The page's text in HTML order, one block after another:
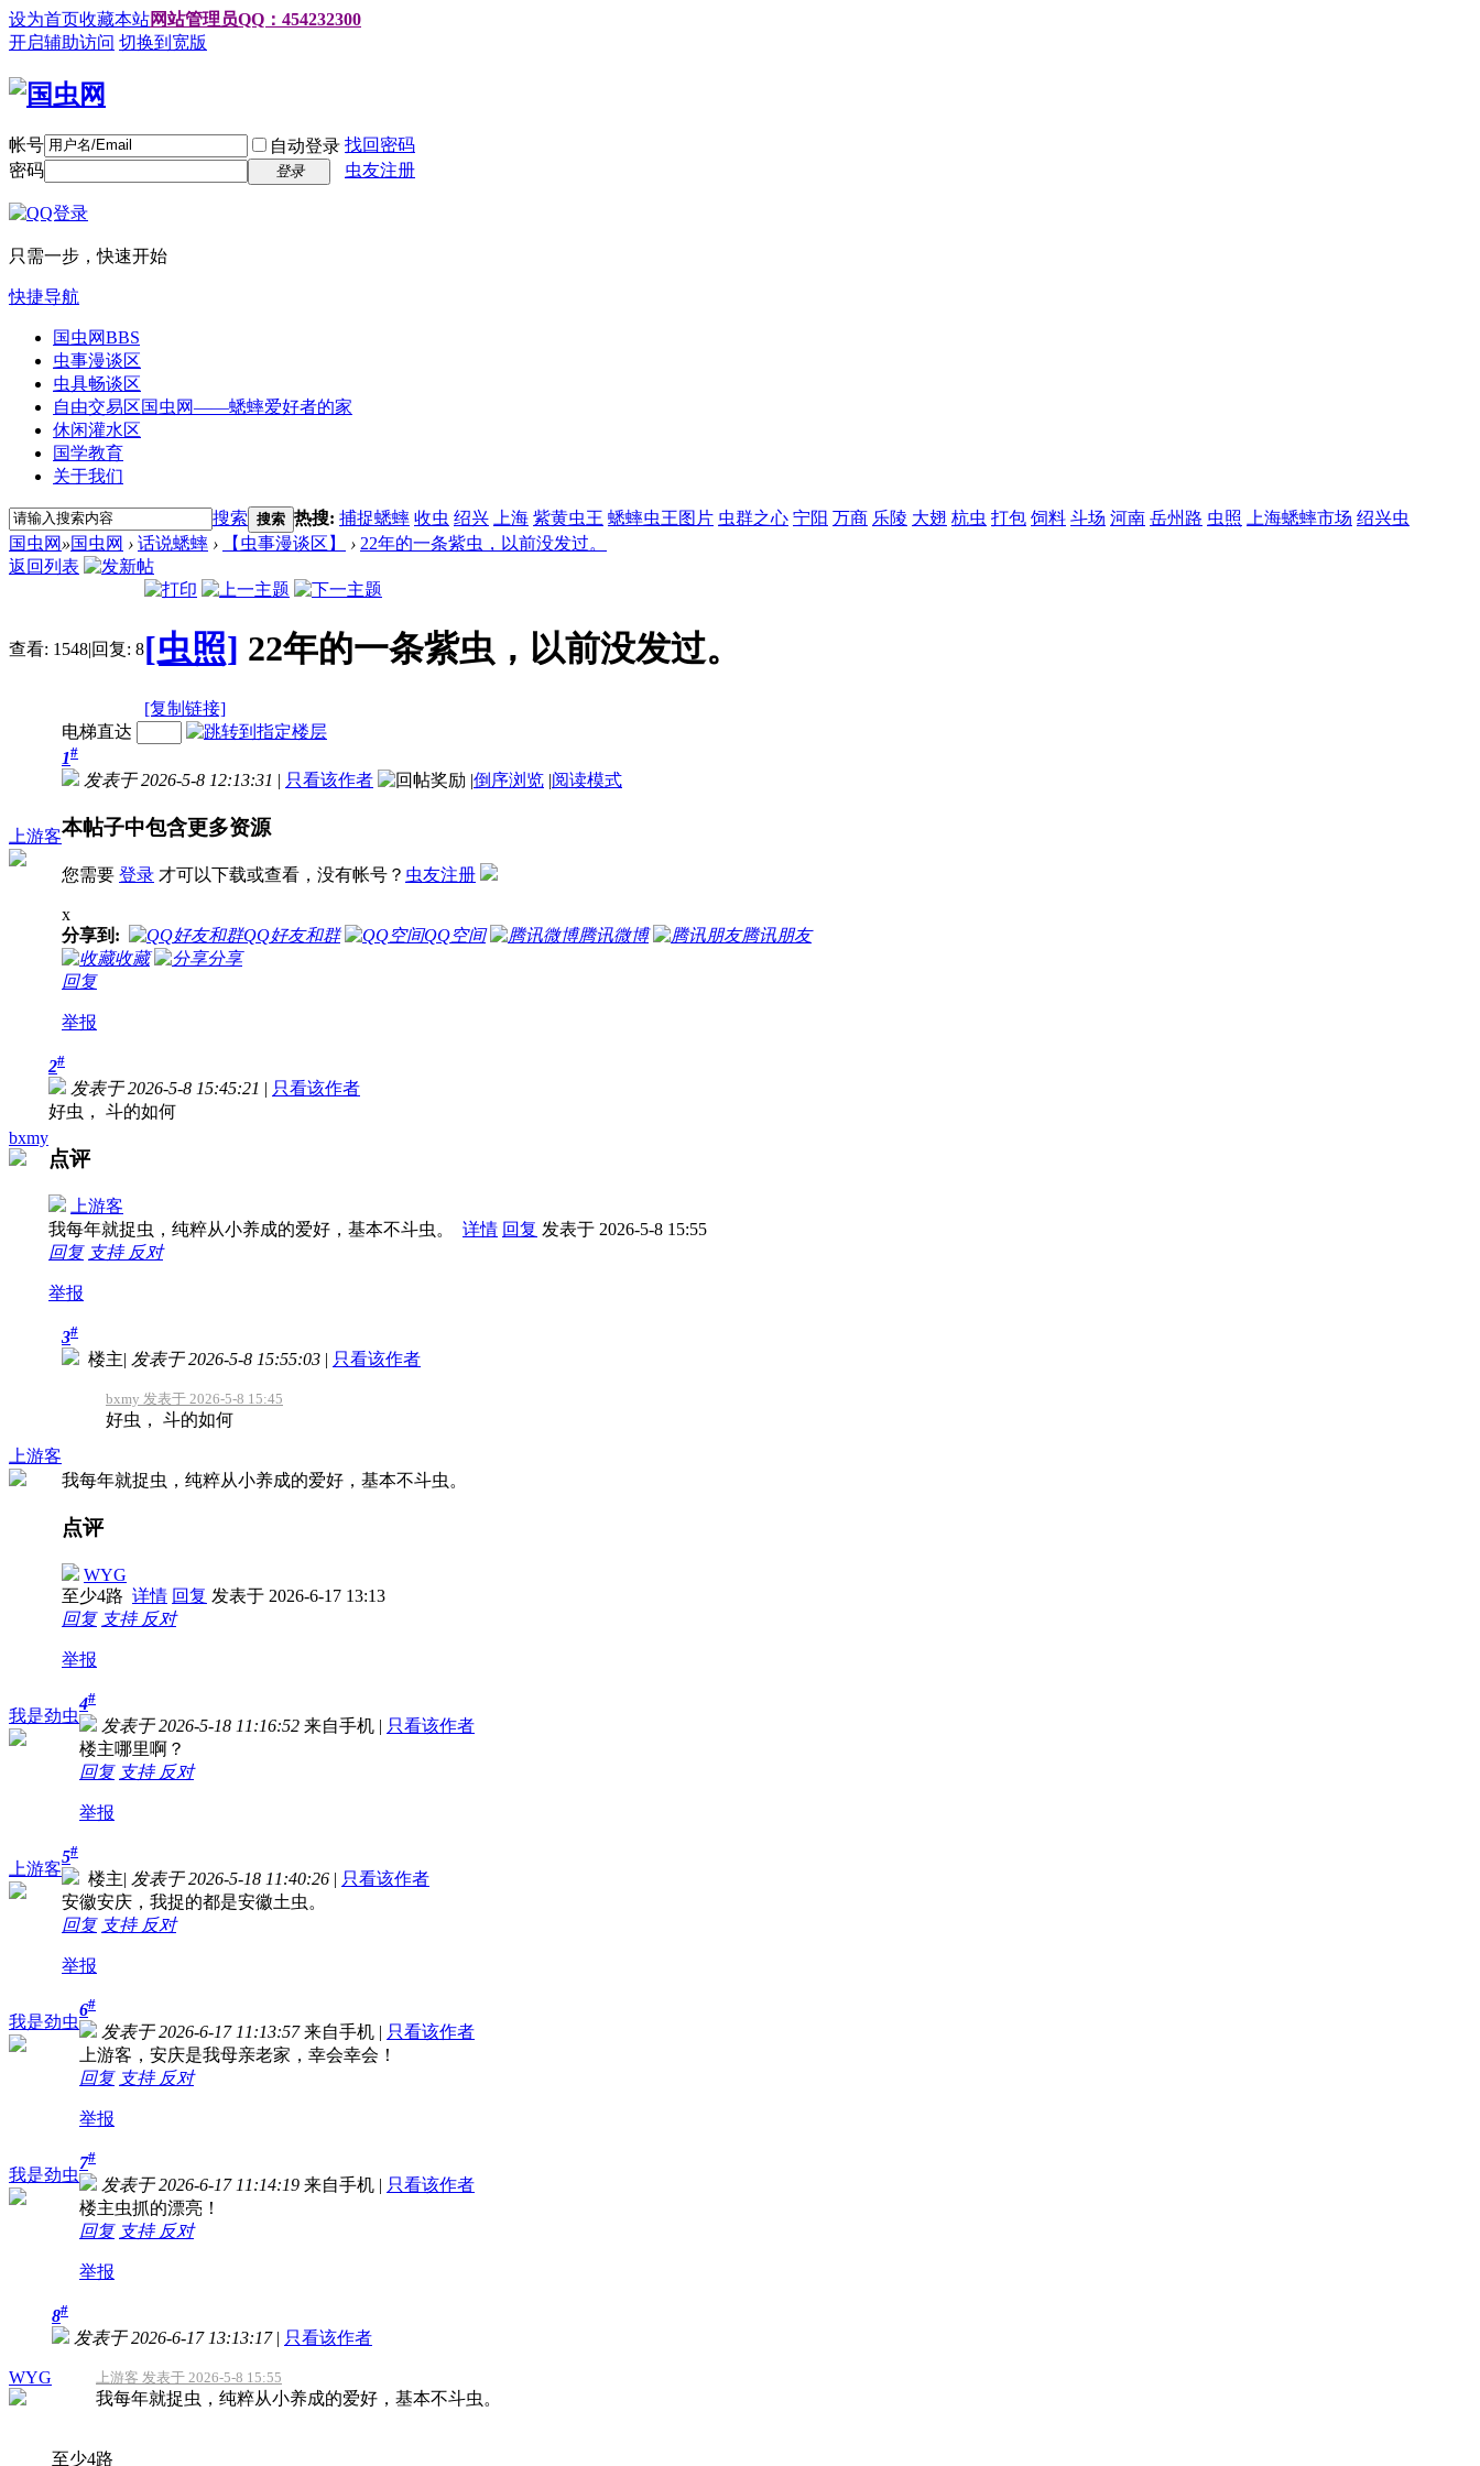
设为首页收藏本站网站管理员QQ：454232300
开启辅助访问 切换到宽版
帐号 自动登录 找回密码
密码
登录 虫友注册
只需一步，快速开始
快捷导航
国虫网BBS
虫事漫谈区
虫具畅谈区
自由交易区国虫网——蟋蟀爱好者的家
休闲灌水区
国学教育
关于我们
搜索 搜索 热搜: 捕捉蟋蟀 收虫 绍兴 上海 紫黄虫王 蟋蟀虫王图片 虫群之心 宁阳 万商 乐陵 大翅 杭虫 打包 饲料 斗场 河南 岳州路 虫照 上海蟋蟀市场 绍兴虫
国虫网 »国虫网 › 话说蟋蟀 › 【虫事漫谈区】 › 22年的一条紫虫，以前没发过。
返回列表
查看: 1548|回复: 8[虫照] 22年的一条紫虫，以前没发过。
[复制链接]
上游客
电梯直达
1#
发表于 2026-5-8 12:13:31 | 只看该作者 |倒序浏览 |阅读模式
本帖子中包含更多资源
您需要 登录 才可以下载或查看，没有帐号？ 虫友注册
x
分享到:
QQ好友和群 QQ空间 腾讯微博
腾讯朋友
收藏
分享
回复
举报
bxmy
2#
发表于 2026-5-8 15:45:21 | 只看该作者
好虫， 斗的如何
点评
上游客
我每年就捉虫，纯粹从小养成的爱好，基本不斗虫。 详情 回复 发表于 2026-5-8 15:55
回复 支持 反对
举报
上游客
3#
楼主| 发表于 2026-5-8 15:55:03 | 只看该作者
bxmy 发表于 2026-5-8 15:45
好虫， 斗的如何
我每年就捉虫，纯粹从小养成的爱好，基本不斗虫。
点评
WYG
至少4路 详情 回复 发表于 2026-6-17 13:13
回复 支持 反对
举报
我是劲虫
4#
发表于 2026-5-18 11:16:52 来自手机 | 只看该作者
楼主哪里啊？
回复 支持 反对
举报
上游客
5#
楼主| 发表于 2026-5-18 11:40:26 | 只看该作者
安徽安庆，我捉的都是安徽土虫。
回复 支持 反对
举报
我是劲虫
6#
发表于 2026-6-17 11:13:57 来自手机 | 只看该作者
上游客，安庆是我母亲老家，幸会幸会！
回复 支持 反对
举报
我是劲虫
7#
发表于 2026-6-17 11:14:19 来自手机 | 只看该作者
楼主虫抓的漂亮！
回复 支持 反对
举报
WYG
8#
发表于 2026-6-17 13:13:17 | 只看该作者
上游客 发表于 2026-5-8 15:55
我每年就捉虫，纯粹从小养成的爱好，基本不斗虫。
至少4路